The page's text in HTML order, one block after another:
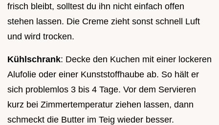
frisch bleibt, solltest du ihn nicht einfach offen
stehen lassen. Die Creme zieht sonst schnell Luft
und wird trocken.
Kühlschrank: Decke den Kuchen mit einer lockeren
Alufolie oder einer Kunststoffhaube ab. So hält er
sich problemlos 3 bis 4 Tage. Vor dem Servieren
kurz bei Zimmertemperatur ziehen lassen, dann
schmeckt die Butter im Teig wieder besser.